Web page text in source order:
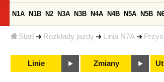
Start Rozkłady jazdy Linia N7A
N1A N1B N2 N3A N3B N4A N4B N5A N5B
Linie Zmiany